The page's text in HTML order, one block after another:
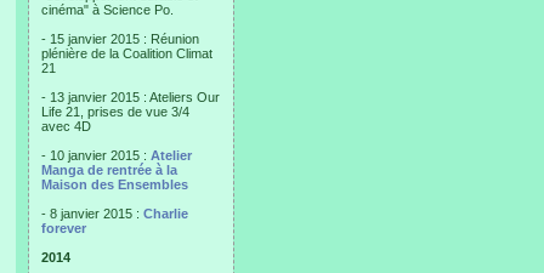
cinéma" à Science Po.
- 15 janvier 2015 : Réunion
plénière de la Coalition Climat
21
- 13 janvier 2015 : Ateliers Our
Life 21, prises de vue 3/4
avec 4D
- 10 janvier 2015 : Atelier
Manga de rentrée à la
Maison des Ensembles
- 8 janvier 2015 : Charlie
forever
2014